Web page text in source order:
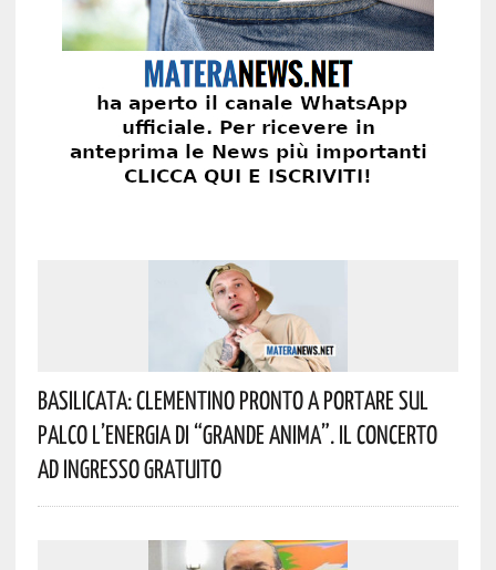
Basilicata: Clementino Pronto A Portare Sul
Palco L’energia Di “Grande Anima”. Il Concerto
Ad Ingresso Gratuito